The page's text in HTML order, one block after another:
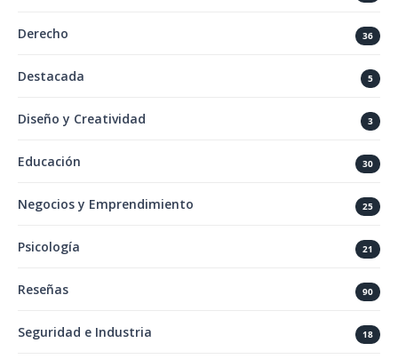
Derecho 36
Destacada 5
Diseño y Creatividad 3
Educación 30
Negocios y Emprendimiento 25
Psicología 21
Reseñas 90
Seguridad e Industria 18